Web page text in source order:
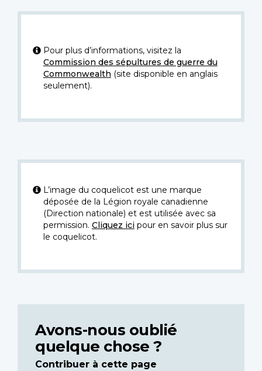
Pour plus d’informations, visitez la
Commission des sépultures de guerre du
Commonwealth (site disponible en anglais
seulement).
L’image du coquelicot est une marque
déposée de la Légion royale canadienne
(Direction nationale) et est utilisée avec sa
permission. Cliquez icipour en savoir plus sur
le coquelicot.
Avons-nous oublié
quelque chose ?
Contribuer à cette page